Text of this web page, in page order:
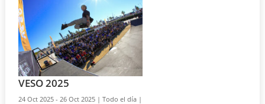
VESO 2025
24 Oct 2025 - 26 Oct 2025 |Todo el día |